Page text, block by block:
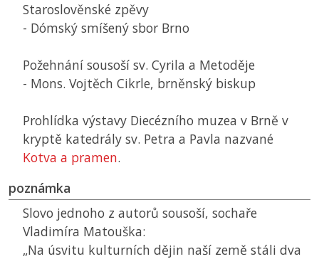
Staroslověnské zpěvy
- Dómský smíšený sbor Brno
Požehnání sousoší sv. Cyrila a Metoděje
- Mons. Vojtěch Cikrle, brněnský biskup
Prohlídka výstavy Diecézního muzea v Brně v
kryptě katedrály sv. Petra a Pavla nazvané
Kotva a pramen.
poznámka
Slovo jednoho z autorů sousoší, sochaře
Vladimíra Matouška:
„Na úsvitu kulturních dějin naší země stáli dva